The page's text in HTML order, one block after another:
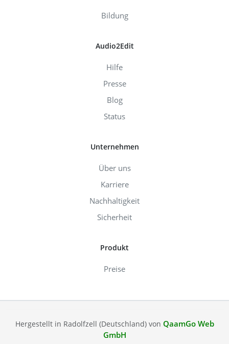
Bildung
Audio2Edit
Hilfe
Presse
Blog
Status
Unternehmen
Über uns
Karriere
Nachhaltigkeit
Sicherheit
Produkt
Preise
Hergestellt in Radolfzell (Deutschland) von QaamGo Web
GmbH